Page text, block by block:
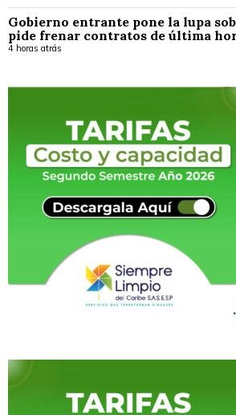
Gobierno entrante pone la lupa
pide frenar contratos de última
4 horas atrás